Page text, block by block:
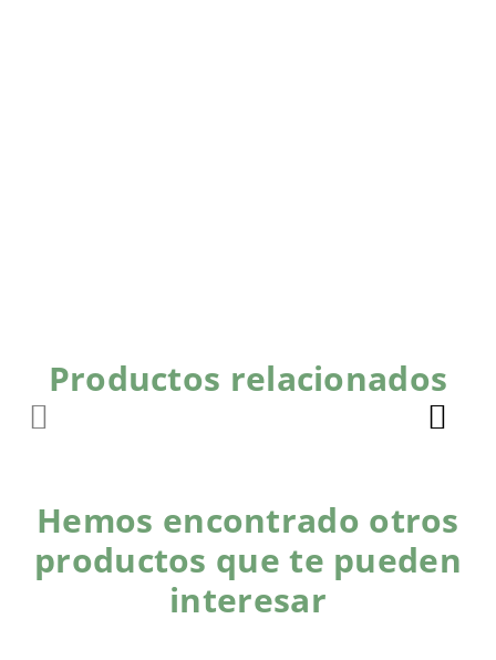
Productos relacionados
Hemos encontrado otros
productos que te pueden
interesar